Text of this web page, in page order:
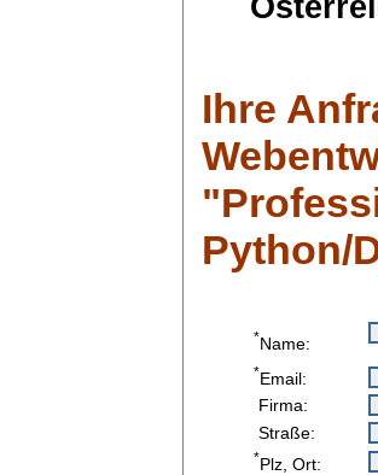
Ihre
Python/
*Name:
*Email:
Firma:
Straße:
*Plz, Ort: